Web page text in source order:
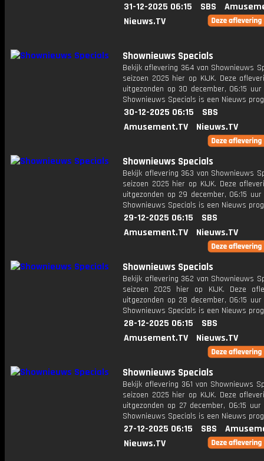
31-12-2025 06:15 SBS
Nieuws.TV
Shownieuws Specials
Bekijk aflevering 364 van Shownieuws
seizoen 2025 hier op KIJK. Deze
uitgezonden op 30 december, 06:15
Shownieuws Specials is een Nieuws
30-12-2025 06:15
SBS
Amusement.TV
Nieuws.TV
Shownieuws Specials
Bekijk aflevering 363 van Shownieuws
seizoen 2025 hier op KIJK. Deze
uitgezonden op 29 december, 06:15
Shownieuws Specials is een Nieuws
29-12-2025 06:15
SBS
Amusement.TV
Nieuws.TV
Shownieuws Specials
Bekijk aflevering 362 van Shownieuws
seizoen 2025 hier op KIJK. Deze
uitgezonden op 28 december, 06:15
Shownieuws Specials is een Nieuws
28-12-2025 06:15
SBS
Amusement.TV
Nieuws.TV
Shownieuws Specials
Bekijk aflevering 361 van Shownieuws
seizoen 2025 hier op KIJK. Deze
uitgezonden op 27 december, 06:15
Shownieuws Specials is een Nieuws
27-12-2025 06:15 SBS
Nieuws.TV